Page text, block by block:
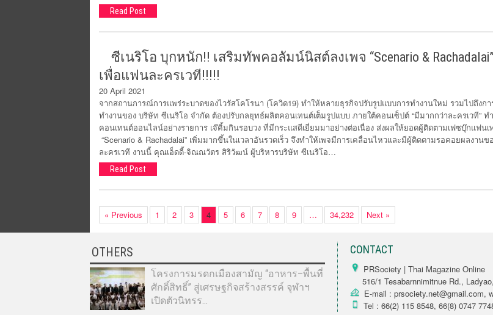
Read Post
ซีเนริโอ บุกหนัก!! เสริมทัพคอลัมน์นิสต์ลงเพจ “Scenario & Rachadalai”
เพื่อแฟนละครเวที!!!!!
20 April 2021
จากสถานการณ์การแพร่ระบาดของไวรัสโคโรนา (โควิด19) ทำให้หลายธุรกิจปรับรูปแบบการทำงานใหม่ รวมไปถึงกา
ทำงานของ บริษัท ซีเนริโอ จำกัด ต้องปรับกลยุทธ์ผลิตคอนเทนต์เต็มรูปแบบ ภายใต้คอนเซ็ปต์ “มีมากกว่าละครเวที” ทำ
คอนเทนต์ออนไลน์อย่างรายการ เจ๊คิ้มกินรอบวง ที่มีกระแสดีเยี่ยมมาอย่างต่อเนื่อง ส่งผลให้ยอดผู้ติดตามเฟซบุ๊กแฟนเ
“Scenario & Rachadalai” เพิ่มมากขึ้นในเวลาอันรวดเร็ว จึงทำให้เพจมีการเคลื่อนไหวและมีผู้ติดตามรอคอยผลงานข
ละครเวที งานนี้ คุณเอ็ดดี้-จิณณวัตร สิริวัฒน์ ผู้บริหารบริษัท ซีเนริโอ…
Read Post
« Previous 1 2 3 4 5 6 7 8 9 … 34,232 Next »
OTHERS
โครงการมรดกเมืองสามัญ “อาหาร–พื้นที่
ศักดิ์สิทธิ์” สู่เศรษฐกิจสร้างสรรค์ จุฬาฯ
เปิดตัวนิทรร...
CONTACT
PRSociety | Thai Magazine Online
516/1 Tesabarnnimitnue Rd.,
E-mail : prsociety.net@gmail.com,
Tel : 66(2) 115 8548, 66(8) 0747